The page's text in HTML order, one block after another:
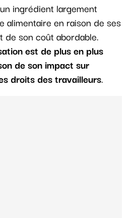
ingrédient largement
alimentaire en raison de ses
de son coût abordable.
est de plus en plus
de son impact sur
droits des travailleurs.